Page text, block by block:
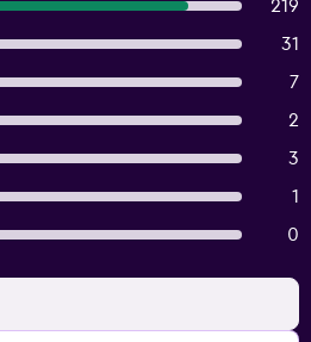
219
31
7
2
3
1
0